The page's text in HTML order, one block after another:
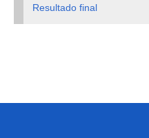
Resultado final